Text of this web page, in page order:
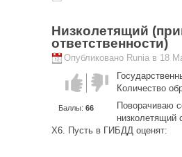
Низколетящий
ответственности)
Опубликовано Runia в 18
Голос за!Голос
против!
Баллы: 66
Количество
Поворачиваю
низколетящий
Х6. Пусть в ГИБДД оценят: